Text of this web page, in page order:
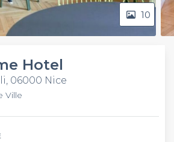
10
Hotel
06000 Nice
Ville